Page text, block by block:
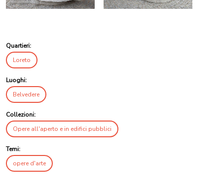
Quartieri:
Loreto
Luoghi:
Belvedere
Collezioni:
Opere all'aperto e in edifici pubblici
Temi:
opere d'arte